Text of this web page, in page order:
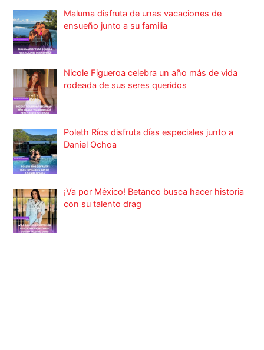
Maluma disfruta de unas vacaciones de
ensueño junto a su familia
Nicole Figueroa celebra un año más de vida
rodeada de sus seres queridos
Poleth Ríos disfruta días especiales junto a
Daniel Ochoa
¡Va por México! Betanco busca hacer historia
con su talento drag